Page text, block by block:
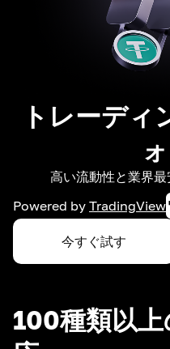
トレーディ
高い流動性と業界
Powered by TradingView
今すぐ試す
100種類以